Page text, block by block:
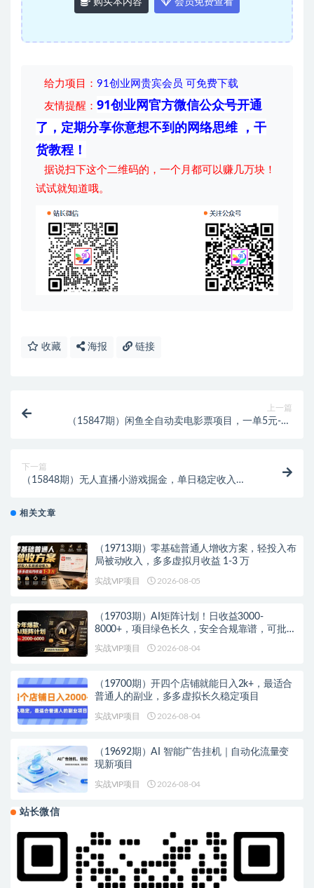
购买本内容 会员免费查看
给力项目 ： 91创业网贵宾会员 可免费下载
友情提醒： 91创业网官方微信公众号开通
了，定期分享你意想不到的网络思维 ，干
货教程！
据说扫下这个二维码的，一个月都可以赚几万块！
试试就知道哦。
收藏 海报 链接
上一篇
（15847期）闲鱼全自动卖电影票项目，一单5元-30
下一篇
（15848期）无人直播小游戏掘金，单日稳定收入
相关文章
（19713期）零基础普通人增收方案，轻投入布
局被动收入，多多虚拟月收益 1-3 万
实战VIP项目 2026-08-05
（19703期）AI矩阵计划！日收益3000-
8000+，项目绿色长久，安全合规靠谱，可批量
实战VIP项目 2026-08-04
（19700期）开四个店铺就能日入2k+，最适合
普通人的副业，多多虚拟长久稳定项目
实战VIP项目 2026-08-04
（19692期）AI 智能广告挂机｜自动化流量变
现新项目
实战VIP项目 2026-08-04
站长微信